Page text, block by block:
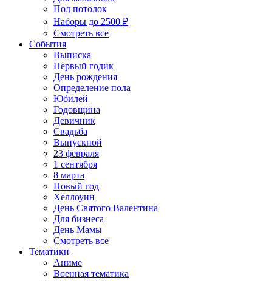
Под потолок
Наборы до 2500 ₽
Смотреть все
События
Выписка
Первый годик
День рождения
Определение пола
Юбилей
Годовщина
Девичник
Свадьба
Выпускной
23 февраля
1 сентября
8 марта
Новый год
Хеллоуин
День Святого Валентина
Для бизнеса
День Мамы
Смотреть все
Тематики
Аниме
Военная тематика